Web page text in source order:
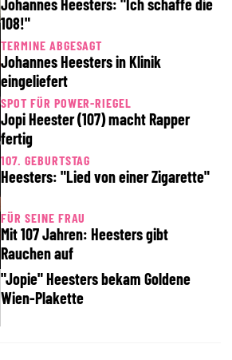
Johannes Heesters: "Ich schaffe die
108!"
TERMINE ABGESAGT
Johannes Heesters in Klinik
eingeliefert
SPOT FÜR POWER-RIEGEL
Jopi Heester (107) macht Rapper
fertig
107. GEBURTSTAG
Heesters: "Lied von einer Zigarette"
FÜR SEINE FRAU
Mit 107 Jahren: Heesters gibt
Rauchen auf
"Jopie" Heesters bekam Goldene
Wien-Plakette